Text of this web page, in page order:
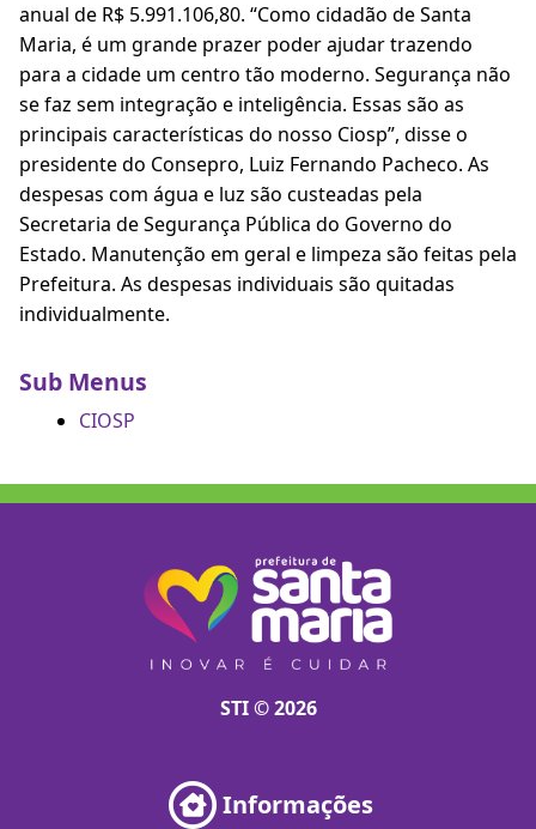
anual de R$ 5.991.106,80. “Como cidadão de Santa
Maria, é um grande prazer poder ajudar trazendo
para a cidade um centro tão moderno. Segurança não
se faz sem integração e inteligência. Essas são as
principais características do nosso Ciosp”, disse o
presidente do Consepro, Luiz Fernando Pacheco. As
despesas com água e luz são custeadas pela
Secretaria de Segurança Pública do Governo do
Estado. Manutenção em geral e limpeza são feitas pela
Prefeitura. As despesas individuais são quitadas
individualmente.
Sub Menus
CIOSP
STI © 2026
Informações